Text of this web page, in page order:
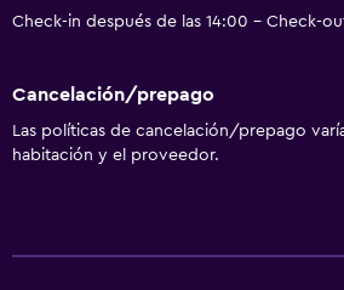
Check-in después de las 14:00 - Check-
Cancelación/prepago
Las políticas de cancelación/prepago
habitación y el proveedor.